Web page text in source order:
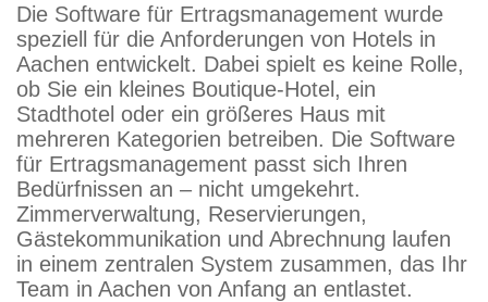
Die Software für Ertragsmanagement wurde
speziell für die Anforderungen von Hotels in
Aachen entwickelt. Dabei spielt es keine Rolle,
ob Sie ein kleines Boutique-Hotel, ein
Stadthotel oder ein größeres Haus mit
mehreren Kategorien betreiben. Die Software
für Ertragsmanagement passt sich Ihren
Bedürfnissen an – nicht umgekehrt.
Zimmerverwaltung, Reservierungen,
Gästekommunikation und Abrechnung laufen
in einem zentralen System zusammen, das Ihr
Team in Aachen von Anfang an entlastet.